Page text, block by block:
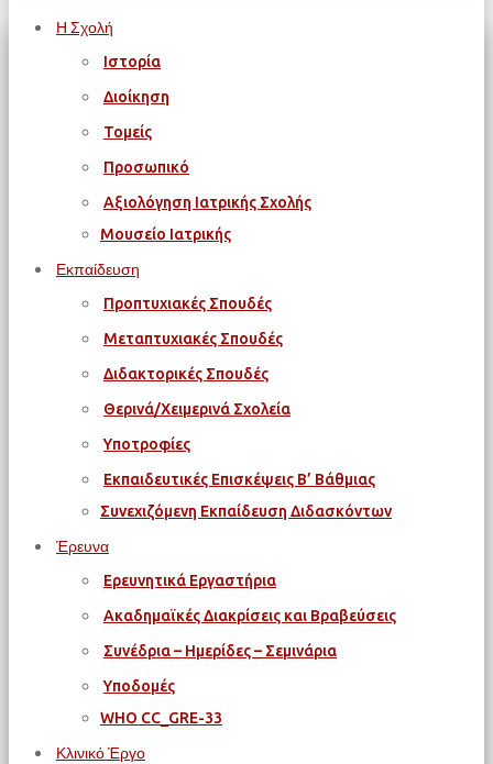
Η Σχολή
Ιστορία
Διοίκηση
Τομείς
Προσωπικό
Αξιολόγηση Ιατρικής Σχολής
Μουσείο Ιατρικής
Εκπαίδευση
Προπτυχιακές Σπουδές
Μεταπτυχιακές Σπουδές
Διδακτορικές Σπουδές
Θερινά/Χειμερινά Σχολεία
Υποτροφίες
Εκπαιδευτικές Επισκέψεις Β’ Βάθμιας
Συνεχιζόμενη Εκπαίδευση Διδασκόντων
Έρευνα
Ερευνητικά Εργαστήρια
Ακαδημαϊκές Διακρίσεις και Βραβεύσεις
Συνέδρια – Ημερίδες – Σεμινάρια
Υποδομές
WΗΟ CC_GRE-33
Κλινικό Έργο